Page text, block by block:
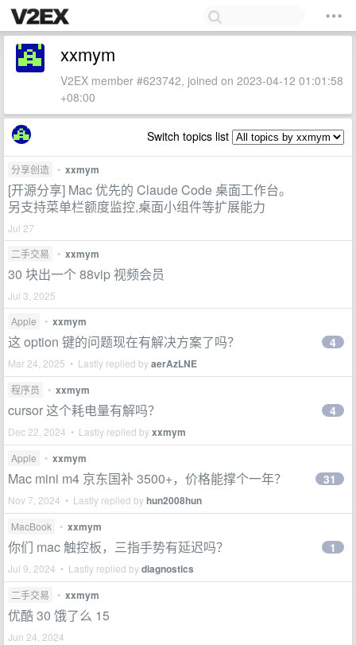
xxmym
V2EX member #623742, joined on 2023-04-12 01:01:58
+08:00
Switch topics list
分享创造 • xxmym
[开源分享] Mac 优先的 Claude Code 桌面工作台。
另支持菜单栏额度监控,桌面小组件等扩展能力
Jul 27
二手交易
• xxmym
30 块出一个 88vip 视频会员
Jul 3, 2025
Apple
• xxmym
这 option 键的问题现在有解决方案了吗？
Mar 24, 2025 • Lastly replied byaerAzLNE
4
程序员 • xxmym
cursor 这个耗电量有解吗？
Dec 22, 2024 • Lastly replied byxxmym
4
Apple • xxmym
Mac mini m4 京东国补 3500+，价格能撑个一年？
Nov 7, 2024 • Lastly replied byhun2008hun
31
MacBook • xxmym
你们 mac 触控板，三指手势有延迟吗？
Jul 9, 2024 • Lastly replied bydiagnostics
1
二手交易 • xxmym
优酷 30 饿了么 15
Jun 24, 2024